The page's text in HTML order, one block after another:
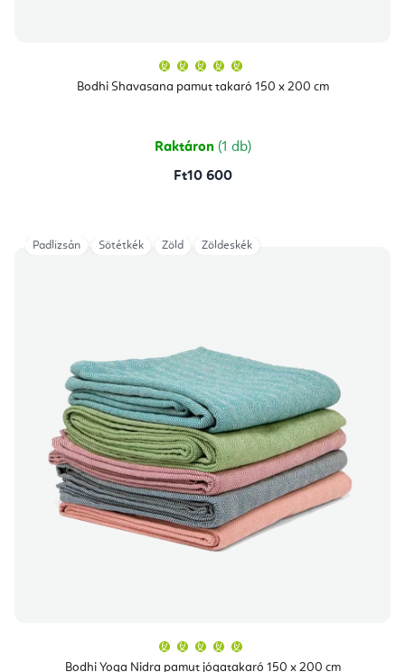
Bodhi Shavasana pamut takaró 150 x 200 cm
átlagos
értékelése
csillag.
Raktáron (1 db)
Ft10 600
Bodhi Yoga Nidra pamut jógatakaró 150 x 200 cm
átlagos
Padlizsán Sötétkék Zöld Zöldeskék